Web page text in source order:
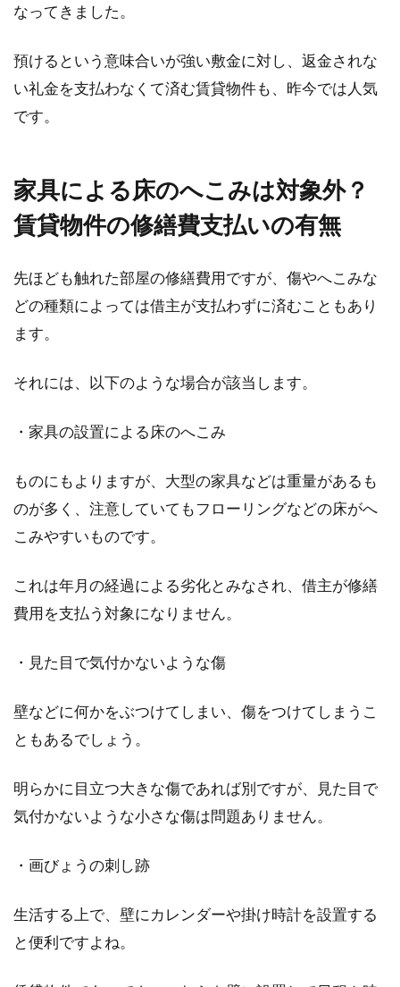
の中でも私道は特に扱いが難しいので、近隣ト
ラブルの...
でおしゃれに暮らす
リビング・ダイニング・キッチンと、もう1つ
しの方に...
効採光面積の算出方法とは
マイホームを建てるためには、土地も購入しな
しなけれ...
ケースがあるのは本当？
になるということをご存知でしょうか？知らず
記載はあったほうが良い？
号の...
なってきました。
預けるという意味合いが強い敷金に対し、返金されな
い礼金を支払わなくて済む賃貸物件も、昨今では人気
です。
家具による床のへこみは対象外？
賃貸物件の修繕費支払いの有無
先ほども触れた部屋の修繕費用ですが、傷やへこみな
どの種類によっては借主が支払わずに済むこともあり
ます。
それには、以下のような場合が該当します。
・家具の設置による床のへこみ
ものにもよりますが、大型の家具などは重量があるも
のが多く、注意していてもフローリングなどの床がへ
こみやすいものです。
これは年月の経過による劣化とみなされ、借主が修繕
費用を支払う対象になりません。
・見た目で気付かないような傷
壁などに何かをぶつけてしまい、傷をつけてしまうこ
ともあるでしょう。
明らかに目立つ大きな傷であれば別ですが、見た目で
気付かないような小さな傷は問題ありません。
・画びょうの刺し跡
生活する上で、壁にカレンダーや掛け時計を設置する
と便利ですよね。